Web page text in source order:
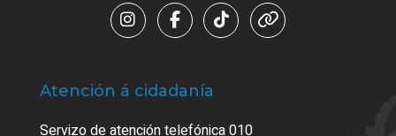
Atención á cidadanía
Servizo de atención telefónica 010